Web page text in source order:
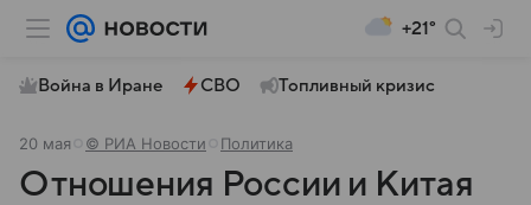
+21°
Война в Иране СВО Топливный кризис
20 мая © РИА Новости Политика
Отношения России и Китая